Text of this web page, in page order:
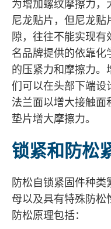
为增加螺纹摩擦力，
尼龙贴片，但尼龙
隙，往往不能实现有
名品牌提供的依靠
的压紧力和摩擦力
们可以在头部下端设
法兰面以增大接触面
垫片增大摩擦力。
锁紧和防松
防松自锁紧固件种类
母以及具有特殊防松
防松原理包括：